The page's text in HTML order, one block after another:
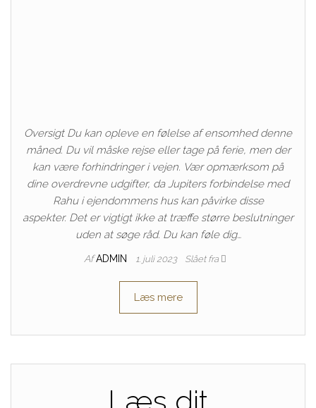
Oversigt Du kan opleve en følelse af ensomhed denne
måned. Du vil måske rejse eller tage på ferie, men der
kan være forhindringer i vejen. Vær opmærksom på
dine overdrevne udgifter, da Jupiters forbindelse med
Rahu i ejendommens hus kan påvirke disse
aspekter. Det er vigtigt ikke at træffe større beslutninger
uden at søge råd. Du kan føle dig…
Af ADMIN 1. juli 2023 Slået fra
Læs mere